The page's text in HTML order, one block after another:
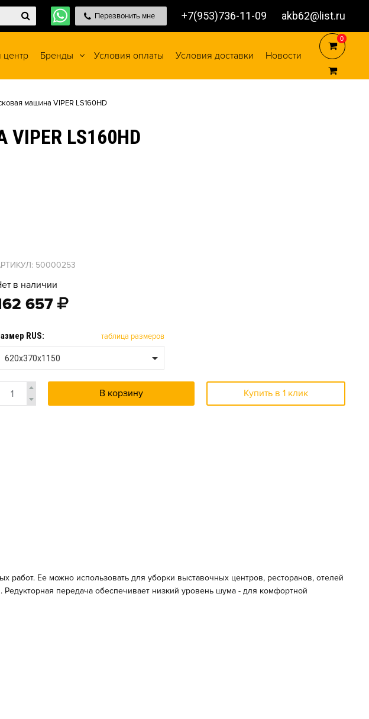
Перезвонить мне +7(953)736-11-09 akb62@list.ru
Бренды Условия оплаты Условия доставки Новости
0
0
машина VIPER LS160HD
LS160HD
50000253
в наличии
657
RUS: таблица размеров
620x370x1150
В корзину Купить в 1 клик
Ее можно использовать для уборки выставочных центров, ресторанов, отелей
передача обеспечивает низкий уровень шума - для комфортной